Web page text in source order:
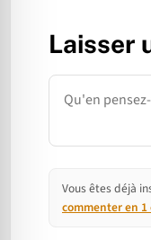
Laisser
Commentaire
Vous êtes déjà
commenter en 1